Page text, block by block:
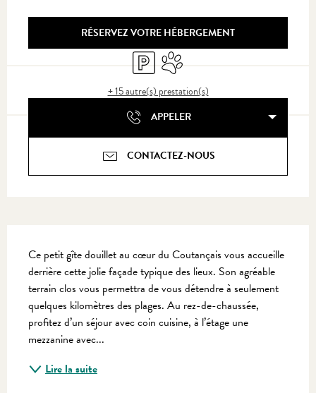
RÉSERVEZ VOTRE HÉBERGEMENT
ParkingAnimaux acceptés
+ 15 autre(s) prestation(s)
APPELER
CONTACTEZ-NOUS
Ce petit gîte douillet au cœur du Coutançais vous accueille
derrière cette jolie façade typique des lieux. Son agréable
terrain clos vous permettra de vous détendre à seulement
quelques kilomètres des plages. Au rez-de-chaussée,
profitez d’un séjour avec coin cuisine, à l’étage une
mezzanine avec...
Lire la suite